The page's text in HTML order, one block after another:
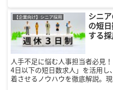
【企業向け】シニア採用
シニ
の短
する
人手不足に悩む人事担当者必見
4日以下の短日数求人」を活用
着させるノウハウを徹底解説。